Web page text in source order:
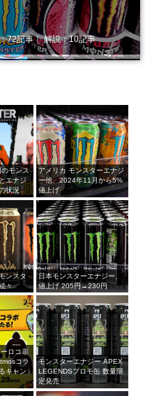
72記事｜ 解説：10記事
モンス
エナジ
状況
アメリカ モンスターエナジ
ー他、2024年11月から5%
値上げ
ンスタ
々
日本モンスターエナジー、
値上げ 205円→230円
ロコ非
コラ
キャン
モンスターエナジー APEX
LEGENDSプロモ缶 数量限
定発売